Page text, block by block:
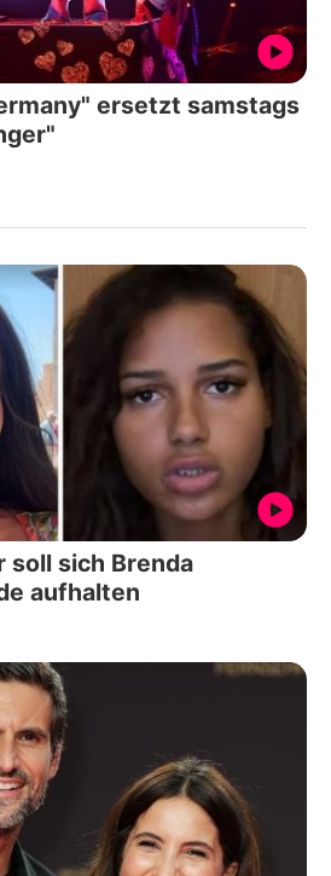
ersetzt samstags
soll sich Brenda
aufhalten